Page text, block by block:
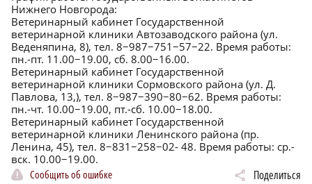
Нижнего Новгорода:
Ветеринарный кабинет Государственной
ветеринарной клиники Автозаводского района (ул.
Веденяпина, 8), тел. 8−987−751−57−22. Время работы:
пн.-пт. 11.00−19.00, сб. 8.00−16.00.
Ветеринарный кабинет Государственной
ветеринарной клиники Сормовского района (ул. Д.
Павлова, 13,), тел. 8−987−390−80−62. Время работы:
пн.-чт. 10.00−19.00, пт.-сб. 10.00−18.00.
Ветеринарный кабинет Государственной
ветеринарной клиники Ленинского района (пр.
Ленина, 45), тел. 8−831−258−02- 48. Время работы: ср.-
вск. 10.00−19.00.
Сообщить об ошибке
Поделиться